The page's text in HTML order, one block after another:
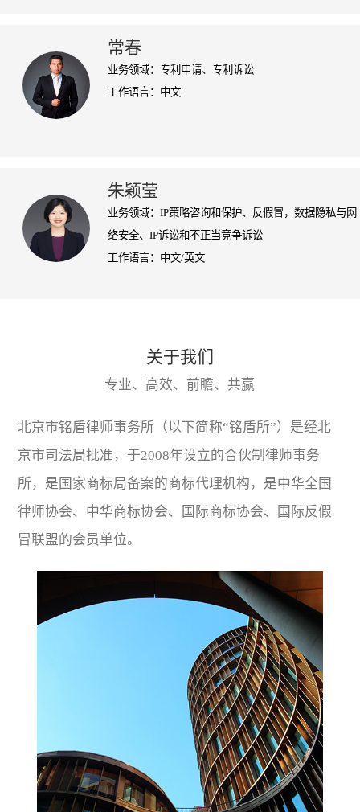
常春
业务领域：专利申请、专利诉讼
工作语言：中文
朱颖莹
业务领域：IP策略咨询和保护、反假冒，数据隐私与网
络安全、IP诉讼和不正当竞争诉讼
工作语言：中文/英文
关于我们
专业、高效、前瞻、共赢
北京市铭盾律师事务所（以下简称“铭盾所”）是经北
京市司法局批准，于2008年设立的合伙制律师事务
所，是国家商标局备案的商标代理机构，是中华全国
律师协会、中华商标协会、国际商标协会、国际反假
冒联盟的会员单位。